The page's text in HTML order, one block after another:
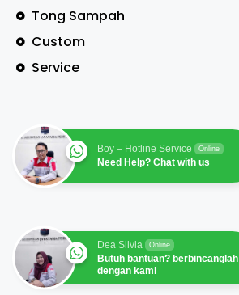
Tong Sampah
Custom
Service
Boy – Hotline Service Online
Need Help? Chat with us
Dea Silvia Online
Butuh bantuan? berbincanglah
dengan kami